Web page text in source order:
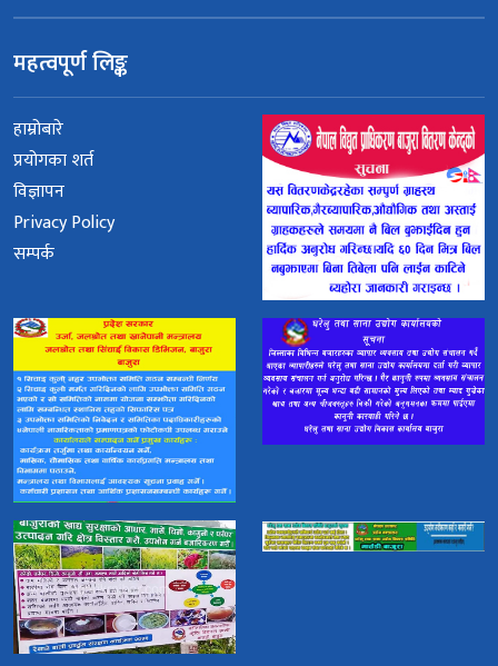
महत्वपूर्ण लिङ्क
हाम्रोबारे
प्रयोगका शर्त
विज्ञापन
Privacy Policy
सम्पर्क